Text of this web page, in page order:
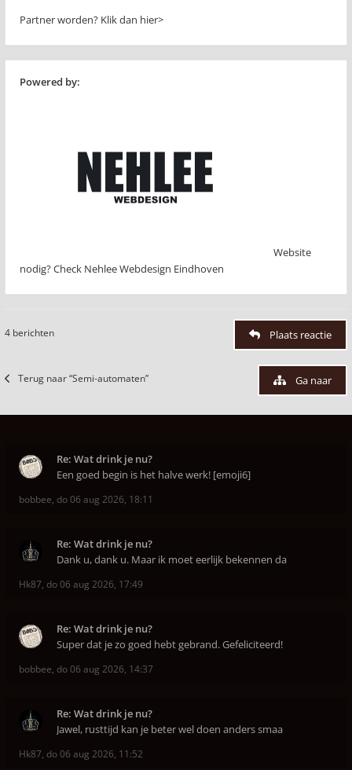
Partner worden? Klik dan hier>
Powered by:
Website
nodig? Check Nehlee Webdesign Eindhoven
4 berichten Plaats reactie
Terug naar “Semi-automaten” Ga naar
Re: Wat drink je nu?
Een goed begin is het halve werk! [emoji6]
bobbee, do 06 aug 2026, 18:11
Re: Wat drink je nu?
Dank u, dank u. Maar ik moet eerlijk bekennen da
Hk87, do 06 aug 2026, 17:49
Re: Wat drink je nu?
Super dat je zo goed hebt gebrand. Gefeliciteerd!
bobbee, do 06 aug 2026, 14:37
Re: Wat drink je nu?
Jawel, rusttijd kan je beter wel doen anders smaa
Hk87, do 06 aug 2026, 11:52